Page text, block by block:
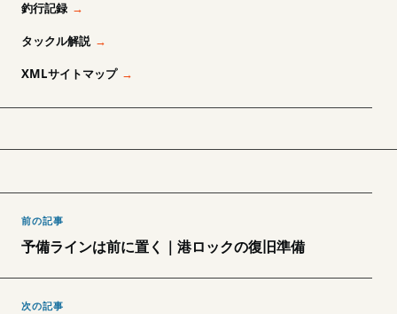
釣行記録
タックル解説
XMLサイトマップ
前の記事
予備ラインは前に置く｜港ロックの復旧準備
次の記事